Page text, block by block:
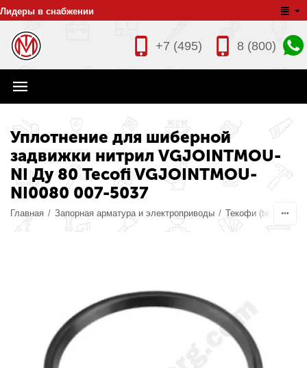
Лидеры в снабжении
8 (800)
+7 (495)
Уплотнение для шиберной
задвижки нитрил VGJOINTMOU-
NI Ду 80 Tecofi VGJOINTMOU-
NI0080 007-5037
Главная / Запорная арматура и электроприводы / Текофи (tecofi)